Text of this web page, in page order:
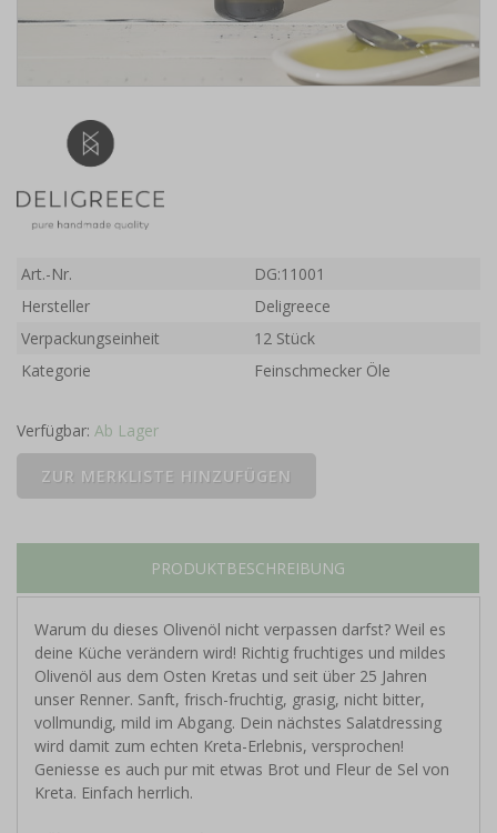
Art.-Nr.
DG:11001
Hersteller
Deligreece
Verpackungseinheit
12 Stück
Kategorie
Feinschmecker Öle
Verfügbar: Ab Lager
PRODUKTBESCHREIBUNG
Warum du dieses Olivenöl nicht verpassen darfst? Weil es
deine Küche verändern wird! Richtig fruchtiges und mildes
Olivenöl aus dem Osten Kretas und seit über 25 Jahren
unser Renner. Sanft, frisch-fruchtig, grasig, nicht bitter,
vollmundig, mild im Abgang. Dein nächstes Salatdressing
wird damit zum echten Kreta-Erlebnis, versprochen!
Geniesse es auch pur mit etwas Brot und Fleur de Sel von
Kreta. Einfach herrlich.